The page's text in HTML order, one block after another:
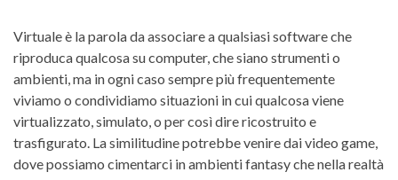
Virtuale è la parola da associare a qualsiasi software che
riproduca qualcosa su computer, che siano strumenti o
ambienti, ma in ogni caso sempre più frequentemente
viviamo o condividiamo situazioni in cui qualcosa viene
virtualizzato, simulato, o per così dire ricostruito e
trasfigurato. La similitudine potrebbe venire dai video game,
dove possiamo cimentarci in ambienti fantasy che nella realtà